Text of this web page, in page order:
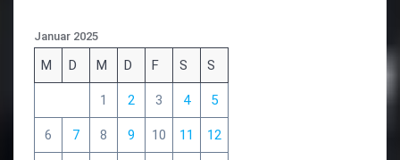
Januar 2025
M D M D F S S
1 2 3 4 5
6 7 8 9 10 11 12